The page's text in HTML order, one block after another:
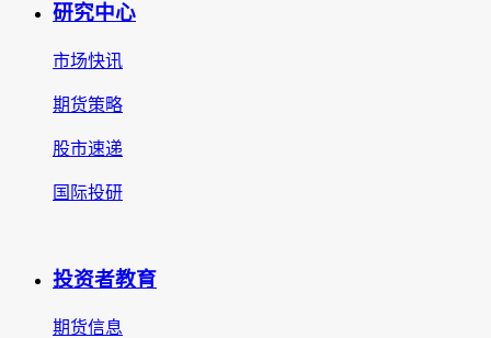
研究中心
市场快讯
期货策略
股市速递
国际投研
投资者教育
期货信息